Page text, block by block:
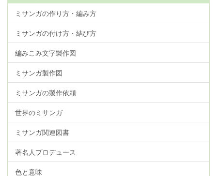
ミサンガの作り方・編み方
ミサンガの付け方・結び方
編みこみ文字製作図
ミサンガ製作図
ミサンガの製作依頼
世界のミサンガ
ミサンガ関連図書
著名人プロデュース
色と意味